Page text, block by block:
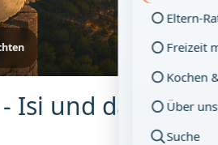
Eltern-
Freizeit
Kochen
Über uns
Suche
Isi und das